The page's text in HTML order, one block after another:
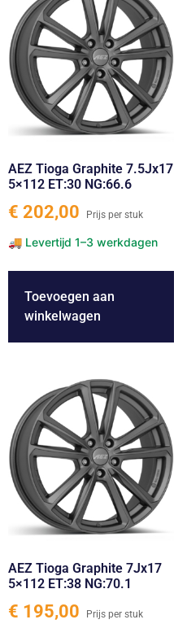
AEZ Tioga Graphite 7.5Jx17
5×112 ET:30 NG:66.6
€ 202,00
Toevoegen aan
winkelwagen
AEZ Tioga Graphite 7Jx17
5×112 ET:38 NG:70.1
€ 195,00